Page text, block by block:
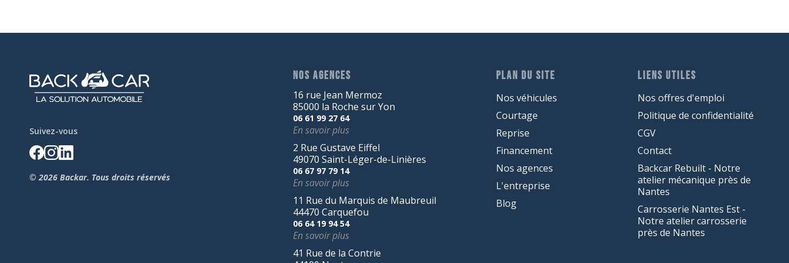
Suivez-vous
© 2026 Backar. Tous droits réservés
NOS AGENCES
16 rue Jean Mermoz
85000 la Roche sur Yon
06 61 99 27 64
En savoir plus
2 Rue Gustave Eiffel
49070 Saint-Léger-de-Linières
06 67 97 79 14
En savoir plus
11 Rue du Marquis de Maubreuil
44470 Carquefou
06 64 19 94 54
En savoir plus
41 Rue de la Contrie
PLAN DU SITE
Nos véhicules
Courtage
Reprise
Financement
Nos agences
L'entreprise
Blog
LIENS UTILES
Nos offres d'emploi
Politique de confidentialité
CGV
Contact
Backcar Rebuilt - Notre
atelier mécanique près de
Nantes
Carrosserie Nantes Est -
Notre atelier carrosserie
près de Nantes